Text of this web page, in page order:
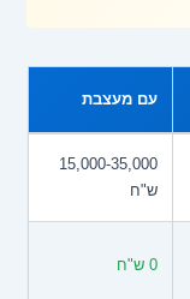
עם מעצבת
15,000-35,000
ש"ח
0 ש"ח